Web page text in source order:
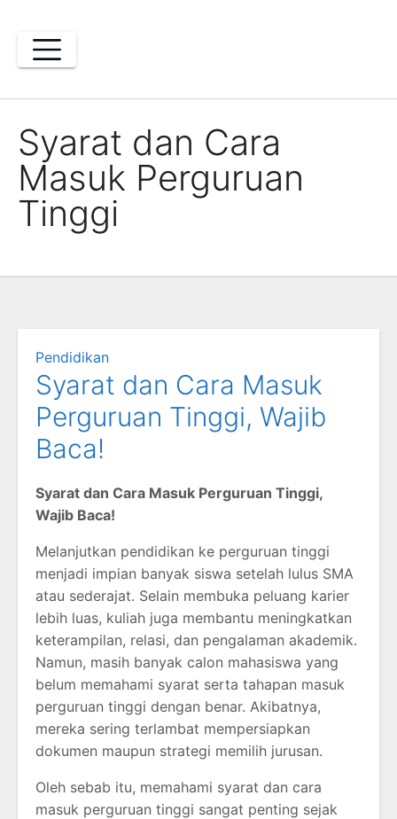
content
Syarat dan Cara
Masuk Perguruan
Tinggi
Pendidikan
Syarat dan Cara Masuk
Perguruan Tinggi, Wajib
Baca!
Syarat dan Cara Masuk Perguruan Tinggi,
Wajib Baca!
Melanjutkan pendidikan ke perguruan tinggi
menjadi impian banyak siswa setelah lulus SMA
atau sederajat. Selain membuka peluang karier
lebih luas, kuliah juga membantu meningkatkan
keterampilan, relasi, dan pengalaman akademik.
Namun, masih banyak calon mahasiswa yang
belum memahami syarat serta tahapan masuk
perguruan tinggi dengan benar. Akibatnya,
mereka sering terlambat mempersiapkan
dokumen maupun strategi memilih jurusan.
Oleh sebab itu, memahami syarat dan cara
masuk perguruan tinggi sangat penting sejak